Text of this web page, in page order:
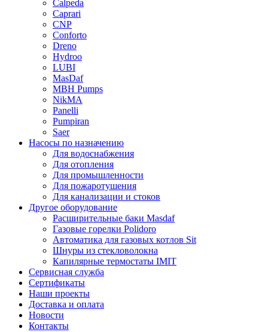
Calpeda
Caprari
CNP
Conforto
Dreno
Hydroo
LUBI
MasDaf
MBH Pumps
NikMA
Panelli
Pumpiran
Saer
Насосы по назначению
Для водоснабжения
Для отопления
Для промышленности
Для пожаротушения
Для канализации и стоков
Другое оборудование
Расширительные баки Masdaf
Газовые горелки Polidoro
Автоматика для газовых котлов Sit
Шнуры из стекловолокна
Капилярные термостаты IMIT
Сервисная служба
Сертификаты
Наши проекты
Доставка и оплата
Новости
Контакты